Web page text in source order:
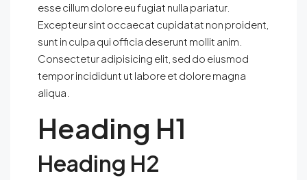
esse cillum dolore eu fugiat nulla pariatur.
Excepteur sint occaecat cupidatat non proident,
sunt in culpa qui officia deserunt mollit anim.
Consectetur adipisicing elit, sed do eiusmod
tempor incididunt ut labore et dolore magna
aliqua.
Heading H1
Heading H2